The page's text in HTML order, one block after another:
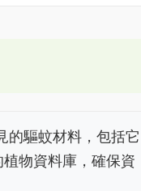
的驅蚊材料，包括它
物資料庫，確保資